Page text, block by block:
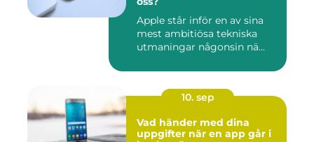
Apple står inför en av sina
mest ambitiösa tekniska
utmaningar någonsin nä...
10. sep
Vad händer med dina
uppgifter när en app går i